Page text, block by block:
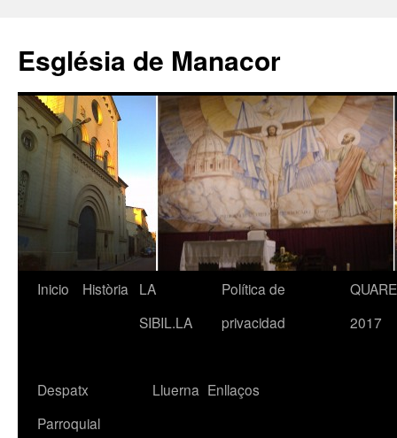
contenido
Església de Manacor
Inicio Història
LA
SIBIL.LA
Política de
privacidad
2017
Despatx
Parroquial
Lluerna Enllaços